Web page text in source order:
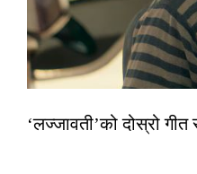
‘लज्जावती’को दोस्रो